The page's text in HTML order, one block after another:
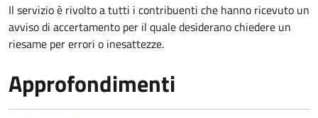
Il servizio è rivolto a tutti i contribuenti che hanno ricevuto un
avviso di accertamento per il quale desiderano chiedere un
riesame per errori o inesattezze.
Approfondimenti